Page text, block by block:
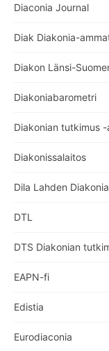
Diaconia Journal
Diak Diakonia-
Diakon Länsi-
Diakoniabarometri
Diakonian tutkimus
Diakonissalaitos
Dila Lahden
DTL
DTS Diakonian
EAPN-fi
Edistia
Eurodiaconia